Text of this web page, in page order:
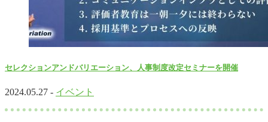
セレクションアンドバリエーション、人事制度改定セミナーを開催
2024.05.27 - イベント